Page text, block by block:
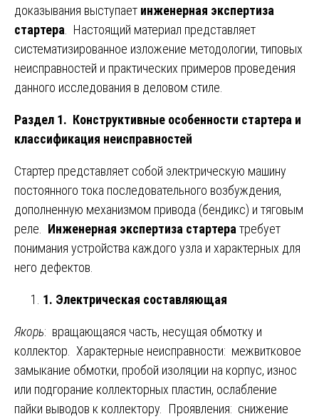
доказывания выступает инженерная экспертиза
стартера . Настоящий материал представляет
систематизированное изложение методологии, типовых
неисправностей и практических примеров проведения
данного исследования в деловом стиле.
Раздел 1. Конструктивные особенности стартера и
классификация неисправностей
Стартер представляет собой электрическую машину
постоянного тока последовательного возбуждения,
дополненную механизмом привода (бендикс) и тяговым
реле. Инженерная экспертиза стартера требует
понимания устройства каждого узла и характерных для
него дефектов.
1. Электрическая составляющая
Якорь: вращающаяся часть, несущая обмотку и
коллектор. Характерные неисправности: межвитковое
замыкание обмотки, пробой изоляции на корпус, износ
или подгорание коллекторных пластин, ослабление
пайки выводов к коллектору. Проявления: снижение